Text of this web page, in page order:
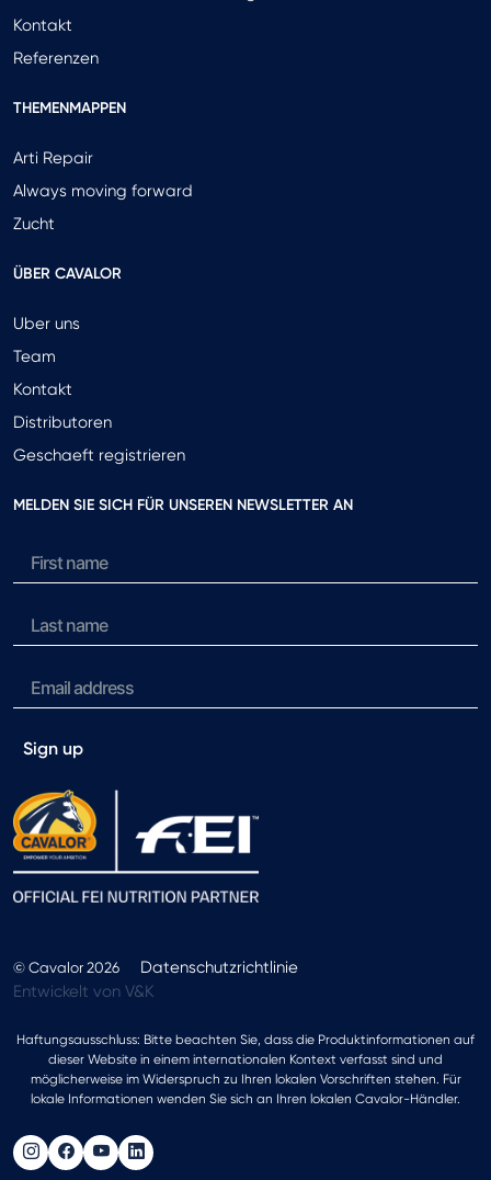
Kontakt
Referenzen
THEMENMAPPEN
Arti Repair
Always moving forward
Zucht
ÜBER CAVALOR
Uber uns
Team
Kontakt
Distributoren
Geschaeft registrieren
MELDEN SIE SICH FÜR UNSEREN NEWSLETTER AN
Sign up
© Cavalor 2026
Datenschutzrichtlinie
Entwickelt von V&K
Haftungsausschluss: Bitte beachten Sie, dass die Produktinformationen auf
dieser Website in einem internationalen Kontext verfasst sind und
möglicherweise im Widerspruch zu Ihren lokalen Vorschriften stehen. Für
lokale Informationen wenden Sie sich an Ihren lokalen Cavalor-Händler.